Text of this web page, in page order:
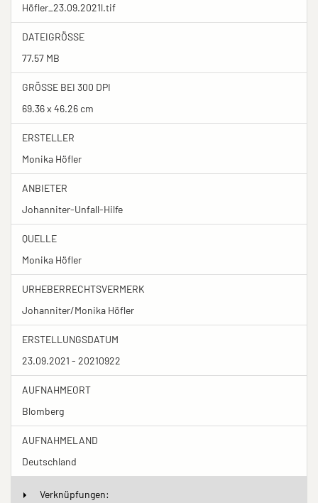
Höfler_23.09.2021l.tif
DATEIGRÖSSE
77.57 MB
GRÖSSE BEI 300 DPI
69.36 x 46.26 cm
ERSTELLER
Monika Höfler
ANBIETER
Johanniter-Unfall-Hilfe
QUELLE
Monika Höfler
URHEBERRECHTSVERMERK
Johanniter/Monika Höfler
ERSTELLUNGSDATUM
23.09.2021 - 20210922
AUFNAHMEORT
Blomberg
AUFNAHMELAND
Deutschland
Verknüpfungen: